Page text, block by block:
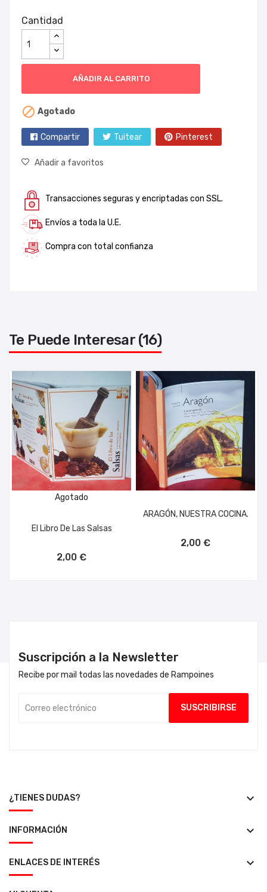
Cantidad
AÑADIR AL CARRITO
 Agotado
Compartir Tuitear Pinterest
Añadir a favoritos
Transacciones seguras y encriptadas con SSL.
Envíos a toda la U.E.
Compra con total confianza
Te Puede Interesar (16)
Agotado
El Libro De Las Salsas
2,00 €
ARAGÓN, NUESTRA COCINA.
2,00 €
Suscripción a la Newsletter
Recibe por mail todas las novedades de Rampoines
¿TIENES DUDAS? keyboard_arrow_down
INFORMACIÓN keyboard_arrow_down
ENLACES DE INTERÉS keyboard_arrow_down